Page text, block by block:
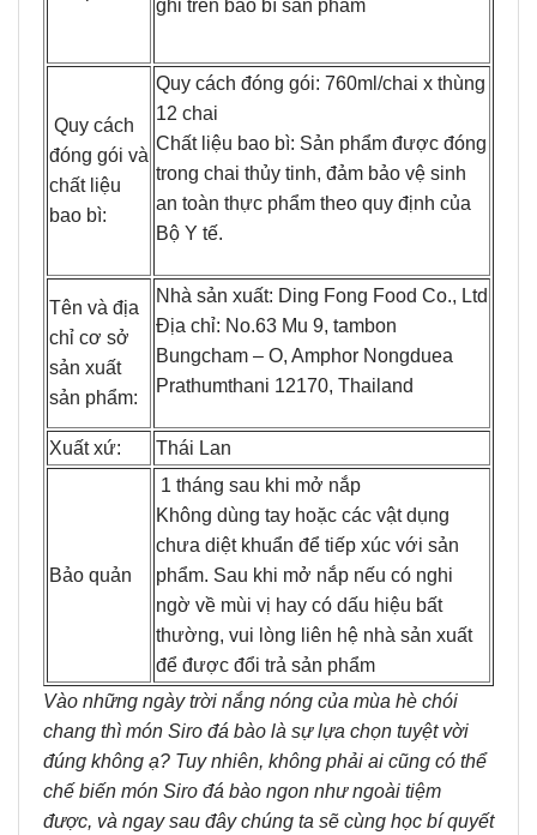
ghi trên bao bì sản phẩm
Quy cách
đóng gói và
chất liệu
bao bì:
Quy cách đóng gói: 760ml/chai x thùng
12 chai
Chất liệu bao bì: Sản phẩm được đóng
trong chai thủy tinh, đảm bảo vệ sinh
an toàn thực phẩm theo quy định của
Bộ Y tế.
Tên và địa
chỉ cơ sở
sản xuất
sản phẩm:
Nhà sản xuất: Ding Fong Food Co., Ltd
Địa chỉ: No.63 Mu 9, tambon
Bungcham – O, Amphor Nongduea
Prathumthani 12170, Thailand
Xuất xứ: Thái Lan
Bảo quản
1 tháng sau khi mở nắp
Không dùng tay hoặc các vật dụng
chưa diệt khuẩn để tiếp xúc với sản
phẩm. Sau khi mở nắp nếu có nghi
ngờ về mùi vị hay có dấu hiệu bất
thường, vui lòng liên hệ nhà sản xuất
để được đổi trả sản phẩm
Vào những ngày trời nắng nóng của mùa hè chói
chang thì món Siro đá bào là sự lựa chọn tuyệt vời
đúng không ạ? Tuy nhiên, không phải ai cũng có thể
chế biến món Siro đá bào ngon như ngoài tiệm
được, và ngay sau đây chúng ta sẽ cùng học bí quyết